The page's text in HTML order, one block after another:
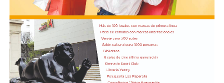
Cerebro Mágico: construyendo preguntas, respuestas y
circuitos”, a cargo de María Paula Algote. Se trata de un
taller práctico de arte, ciencia y tecnología en el que al
finalizar cada participante se lleva su propia creación
terminada. Es una actividad arancelada (incluye
materiales) destinada a niños a partir de los 6 años.